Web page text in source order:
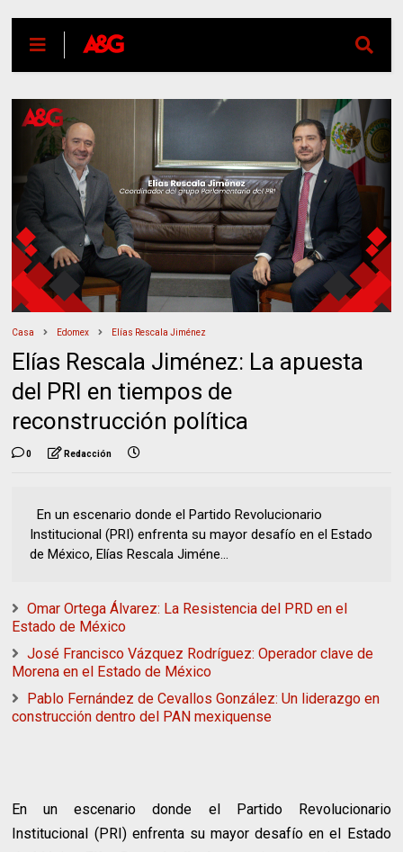
Casa Edomex Elías Rescala Jiménez
Elías Rescala Jiménez: La apuesta
del PRI en tiempos de
reconstrucción política
0 Redacción
En un escenario donde el Partido Revolucionario
Institucional (PRI) enfrenta su mayor desafío en el Estado
de México, Elías Rescala Jiméne...
Omar Ortega Álvarez: La Resistencia del PRD en el
Estado de México
José Francisco Vázquez Rodríguez: Operador clave de
Morena en el Estado de México
Pablo Fernández de Cevallos González: Un liderazgo en
construcción dentro del PAN mexiquense
En un escenario donde el Partido Revolucionario
Institucional (PRI) enfrenta su mayor desafío en el Estado